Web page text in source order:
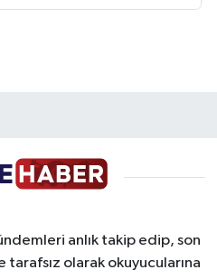
anlık takip edip, son
olarak okuyucularına